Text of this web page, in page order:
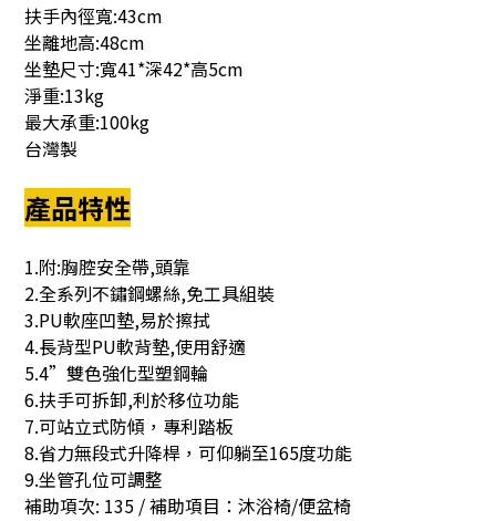
扶手內徑寬:43cm
坐離地高:48cm
坐墊尺寸:寬41*深42*高5cm
淨重:13kg
最大承重:100kg
台灣製
產品特性
1.附:胸腔安全帶,頭靠
2.全系列不鏽鋼螺絲,免工具組裝
3.PU軟座凹墊,易於擦拭
4.長背型PU軟背墊,使用舒適
5.4”雙色強化型塑鋼輪
6.扶手可拆卸,利於移位功能
7.可站立式防傾，專利踏板
8.省力無段式升降桿，可仰躺至165度功能
9.坐管孔位可調整
補助項次: 135 / 補助項目：沐浴椅/便盆椅